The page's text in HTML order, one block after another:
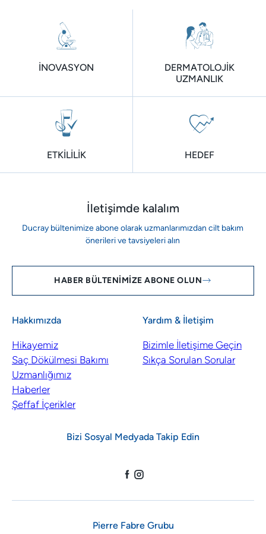
İNOVASYON
DERMATOLOJİK
UZMANLIK
ETKİLİLİK HEDEF
İletişimde kalalım
Ducray bültenimize abone olarak uzmanlarımızdan cilt bakım
önerileri ve tavsiyeleri alın
HABER BÜLTENIMIZE ABONE OLUN
Hakkımızda
Hikayemiz
Saç Dökülmesi Bakımı
Uzmanlığımız
Haberler
Şeffaf İçerikler
Yardım & İletişim
Bizimle İletişime Geçin
Sıkça Sorulan Sorular
Bizi Sosyal Medyada Takip Edin
Pierre Fabre Grubu